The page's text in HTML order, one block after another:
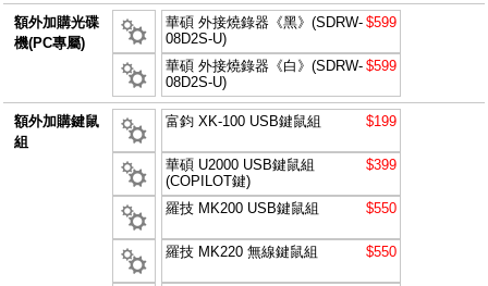
額外加購光碟
機(PC專屬)
華碩 外接燒錄器《黑》(SDRW-
08D2S-U)
$599
華碩 外接燒錄器《白》(SDRW-
08D2S-U)
$599
額外加購鍵鼠
組
富鈞 XK-100 USB鍵鼠組 $199
華碩 U2000 USB鍵鼠組
(COPILOT鍵)
$399
羅技 MK200 USB鍵鼠組 $550
羅技 MK220 無線鍵鼠組 $550